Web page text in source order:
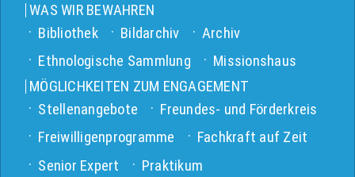
WAS WIR BEWAHREN
Bibliothek
Bildarchiv
Archiv
Ethnologische Sammlung
Missionshaus
MÖGLICHKEITEN ZUM ENGAGEMENT
Stellenangebote
Freundes- und Förderkreis
Freiwilligenprogramme
Fachkraft auf Zeit
Senior Expert
Praktikum